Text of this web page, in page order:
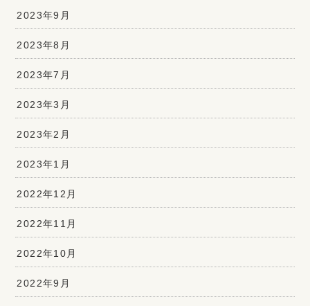
2023年9月
2023年8月
2023年7月
2023年3月
2023年2月
2023年1月
2022年12月
2022年11月
2022年10月
2022年9月